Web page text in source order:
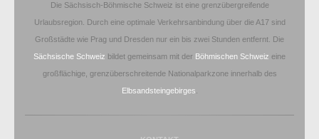
Die Sächsisch-Böhmische Schweiz ist eine grenzübergreifende
Urlaubsregion. Durch eine optimale Verkehrsanbindung über die A17 sind
Großstädte wie Prag und Dresden nur ein bis zwei Stunden entfernt. Die
Sächsische Schweiz bildet gemeinsam mit der Böhmischen Schweiz eine
großflächige, grenzüberschreitende Nationalparkzone innerhalb des
Elbsandsteingebirges